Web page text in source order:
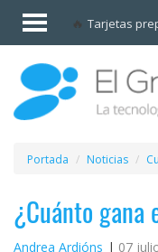
Tarjetas
Invitado
Iniciar
sesión /
Registrarse
Esenciales
Móviles
Ofertas
Portada Noticias
¿Cuánto gana
Andrea Ardións 07